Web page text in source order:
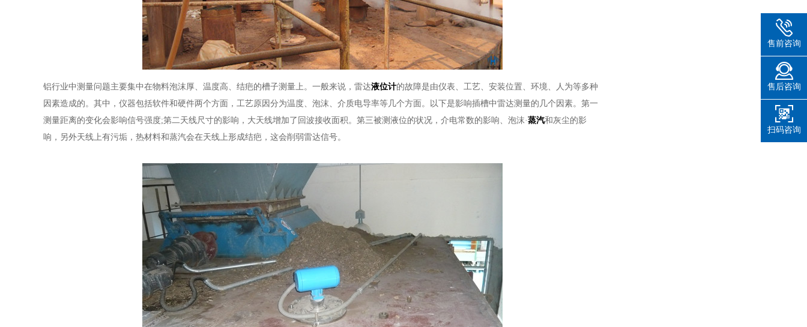
铝行业中测量问题主要集中在物料泡沫厚、温度高、结疤的槽子测量上。一般来说，雷达液位计的故障是由仪表、工艺、安装位置、环境、人为等多种
因素造成的。其中，仪器包括软件和硬件两个方面，工艺原因分为温度、泡沫、介质电导率等几个方面。以下是影响插槽中雷达测量的几个因素。第一
测量距离的变化会影响信号强度;第二天线尺寸的影响，大天线增加了回波接收面积。第三被测液位的状况，介电常数的影响、泡沫·蒸汽和灰尘的影
响，另外天线上有污垢，热材料和蒸汽会在天线上形成结疤，这会削弱雷达信号。
售前咨询
售后咨询
扫码咨询